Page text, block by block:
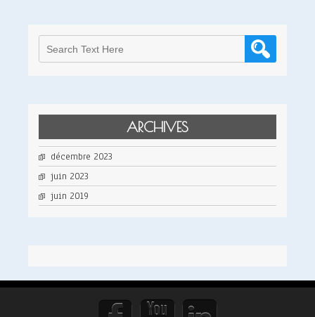
ARCHIVES
décembre 2023
juin 2023
juin 2019